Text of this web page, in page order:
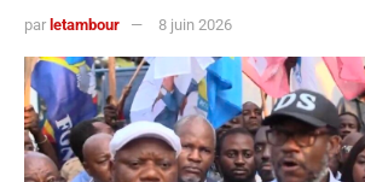
par letambour 8 juin 2026